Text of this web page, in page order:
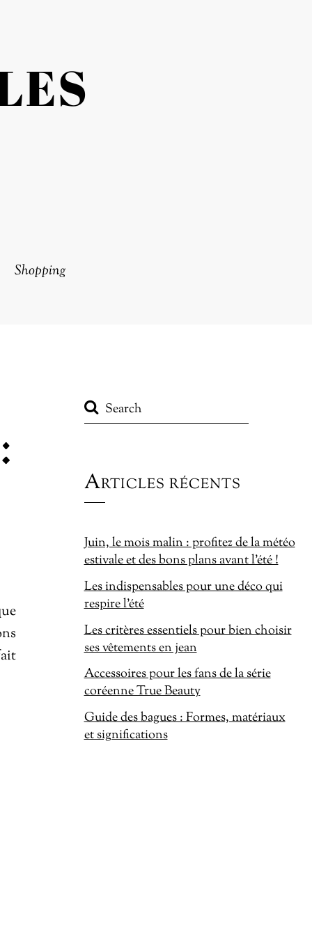
Shopping
Articles récents
Juin, le mois malin : profitez de la météo
estivale et des bons plans avant l’été !
Les indispensables pour une déco qui
respire l’été
Les critères essentiels pour bien choisir
ses vêtements en jean
Accessoires pour les fans de la série
coréenne True Beauty
Guide des bagues : Formes, matériaux
et significations